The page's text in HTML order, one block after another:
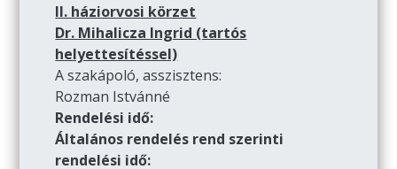
II. háziorvosi körzet
Dr. Mihalicza Ingrid (tartós
helyettesítéssel)
A szakápoló, asszisztens:
Rozman Istvánné
Rendelési idő:
Általános rendelés rend szerinti
rendelési idő: